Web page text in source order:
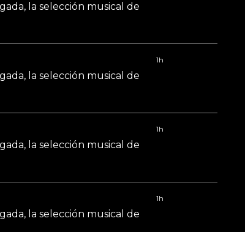
la selección musical de
la selección musical de
1h
la selección musical de
1h
la selección musical de
1h